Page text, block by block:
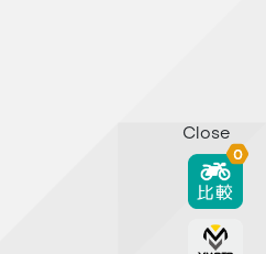
Close
0